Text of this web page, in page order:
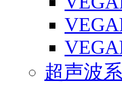
超声波